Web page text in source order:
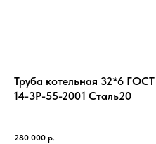
Труба котельная 32*6 ГОСТ
14-3Р-55-2001 Cталь20
280 000 р.